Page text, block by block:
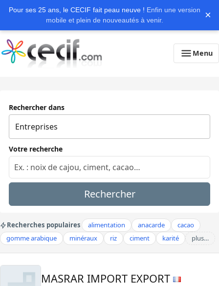
Pour ses 25 ans, le CECIF fait peau neuve ! Enfin une version
mobile et plein de nouveautés à venir.
×
Menu
Rechercher dans
Votre recherche
Rechercher
Recherches populaires alimentation anacarde
cacao
gomme arabique
minéraux riz ciment karité plus…
MASRAR IMPORT EXPORT